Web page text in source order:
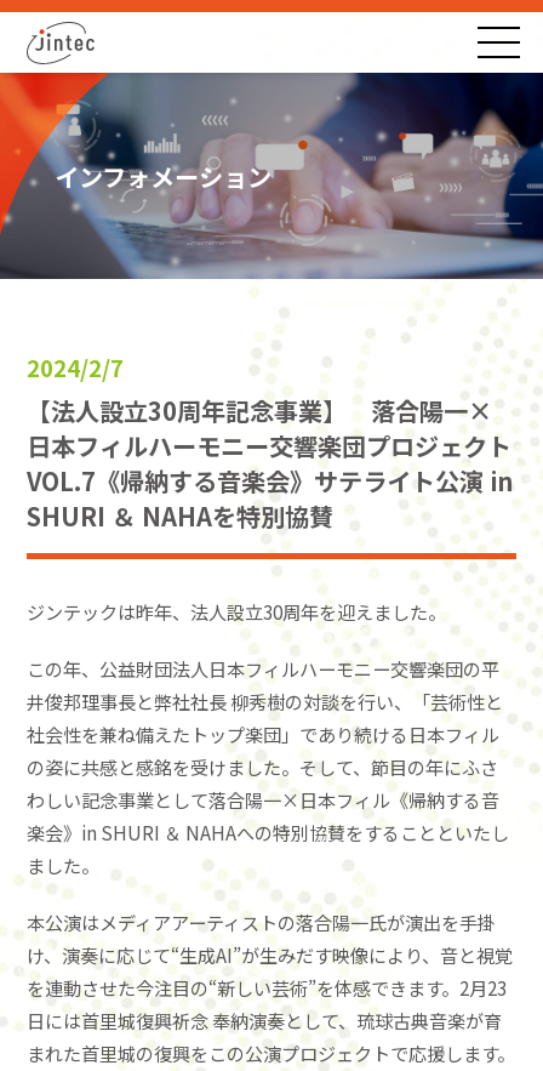
インフォメーション
2024/2/7
【法人設立30周年記念事業】 落合陽一×
日本フィルハーモニー交響楽団プロジェクト
VOL.7《帰納する音楽会》サテライト公演 in
SHURI ＆ NAHAを特別協賛
ジンテックは昨年、法人設立30周年を迎えました。
この年、公益財団法人日本フィルハーモニー交響楽団の平
井俊邦理事長と弊社社長 柳秀樹の対談を行い、「芸術性と
社会性を兼ね備えたトップ楽団」であり続ける日本フィル
の姿に共感と感銘を受けました。そして、節目の年にふさ
わしい記念事業として落合陽一×日本フィル《帰納する音
楽会》in SHURI ＆ NAHAへの特別協賛をすることといたし
ました。
本公演はメディアアーティストの落合陽一氏が演出を手掛
け、演奏に応じて“生成AI”が生みだす映像により、音と視覚
を連動させた今注目の“新しい芸術”を体感できます。2月23
日には首里城復興祈念 奉納演奏として、琉球古典音楽が育
まれた首里城の復興をこの公演プロジェクトで応援します。